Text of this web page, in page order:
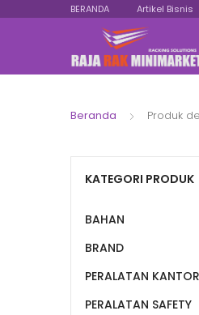
BERANDA Artikel Bisnis
Beranda Produk
KATEGORI PRODUK
BAHAN
BRAND
PERALATAN KANTOR
PERALATAN SAFETY